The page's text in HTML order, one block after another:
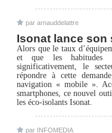
par arnauddelattre
Isonat lance son
Alors que le taux
et que les habitudes
significativement, le
répondre à cette
navigation « mobile ».
smartphones, ce nouvel
les éco-isolants Isonat.
par INFOMEDIA